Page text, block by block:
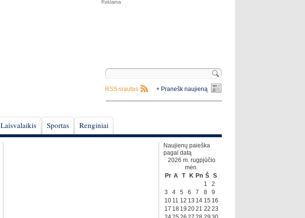
+ Pranešk naujieną
RSS srautas
Laisvalaikis Sportas Renginiai
Naujienų paieška
pagal datą
2026 m. rugpjūčio
mėn.
Pr A T K Pn Š S
1
2
3
4 5 6 7 8
9
10 11 12 13 14 15 16
17 18 19 2021 22 23